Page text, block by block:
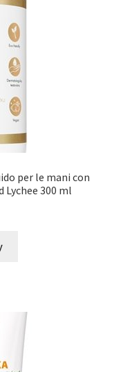
per le mani con
300 ml